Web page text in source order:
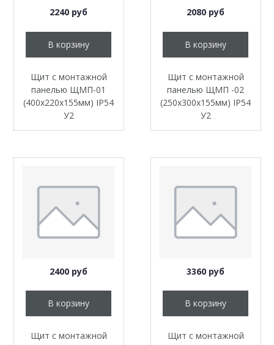
2240 руб
В корзину
Щит с монтажной
панелью ЩМП-01
(400х220х155мм) IP54
У2
2080 руб
В корзину
Щит с монтажной
панелью ЩМП -02
(250х300х155мм) IP54
У2
2400 руб
В корзину
Щит с монтажной
3360 руб
В корзину
Щит с монтажной